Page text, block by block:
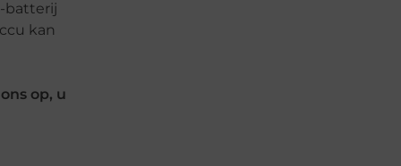
batterij
kan
op, u